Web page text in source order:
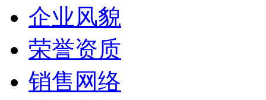
企业风貌
荣誉资质
销售网络